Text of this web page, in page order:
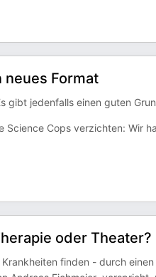
neues Format
gibt jedenfalls einen guten
Cops verzichten: Wir
oder Theater?
finden - durch